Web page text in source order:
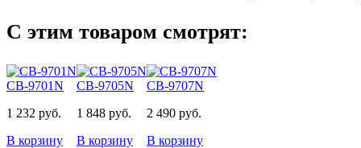
С этим товаром смотрят:
CB-9701N
1 232 руб.
В корзину
СВ-9705N
1 848 руб.
В корзину
CB-9707N
2 490 руб.
В корзину